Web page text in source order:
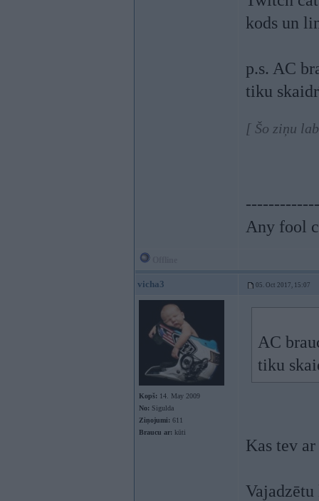
kods un
p.s. AC
tiku
[ Šo ziņu
Any fool
vicha3 05. Oct 2017, 15:07
Kopš: 14. May 2009
No: Sigulda
Ziņojumi: 611
Braucu ar: kūti
AC
tiku
Kas tev